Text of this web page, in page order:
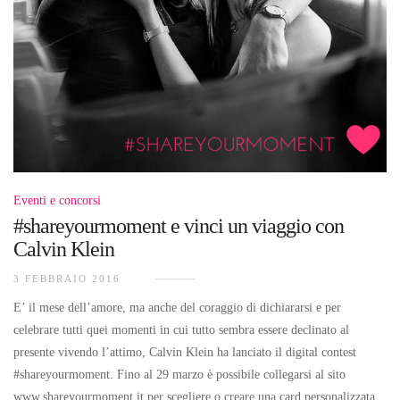
Eventi e concorsi
#shareyourmoment e vinci un viaggio con
Calvin Klein
3 FEBBRAIO 2016
E’ il mese dell’amore, ma anche del coraggio di dichiararsi e per
celebrare tutti quei momenti in cui tutto sembra essere declinato al
presente vivendo l’attimo, Calvin Klein ha lanciato il digital contest
#shareyourmoment. Fino al 29 marzo è possibile collegarsi al sito
www.shareyourmoment.it per scegliere o creare una card personalizzata